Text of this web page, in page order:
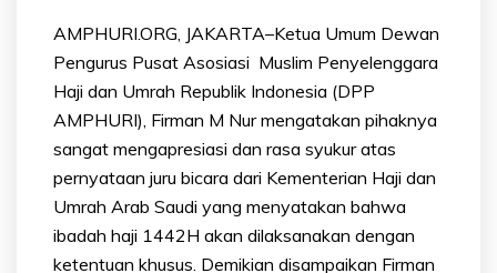
AMPHURI.ORG, JAKARTA–Ketua Umum Dewan
Pengurus Pusat Asosiasi Muslim Penyelenggara
Haji dan Umrah Republik Indonesia (DPP
AMPHURI), Firman M Nur mengatakan pihaknya
sangat mengapresiasi dan rasa syukur atas
pernyataan juru bicara dari Kementerian Haji dan
Umrah Arab Saudi yang menyatakan bahwa
ibadah haji 1442H akan dilaksanakan dengan
ketentuan khusus. Demikian disampaikan Firman